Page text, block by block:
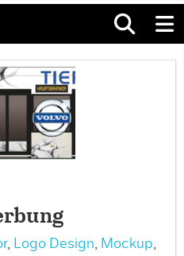
, Logo Design, Mockup,